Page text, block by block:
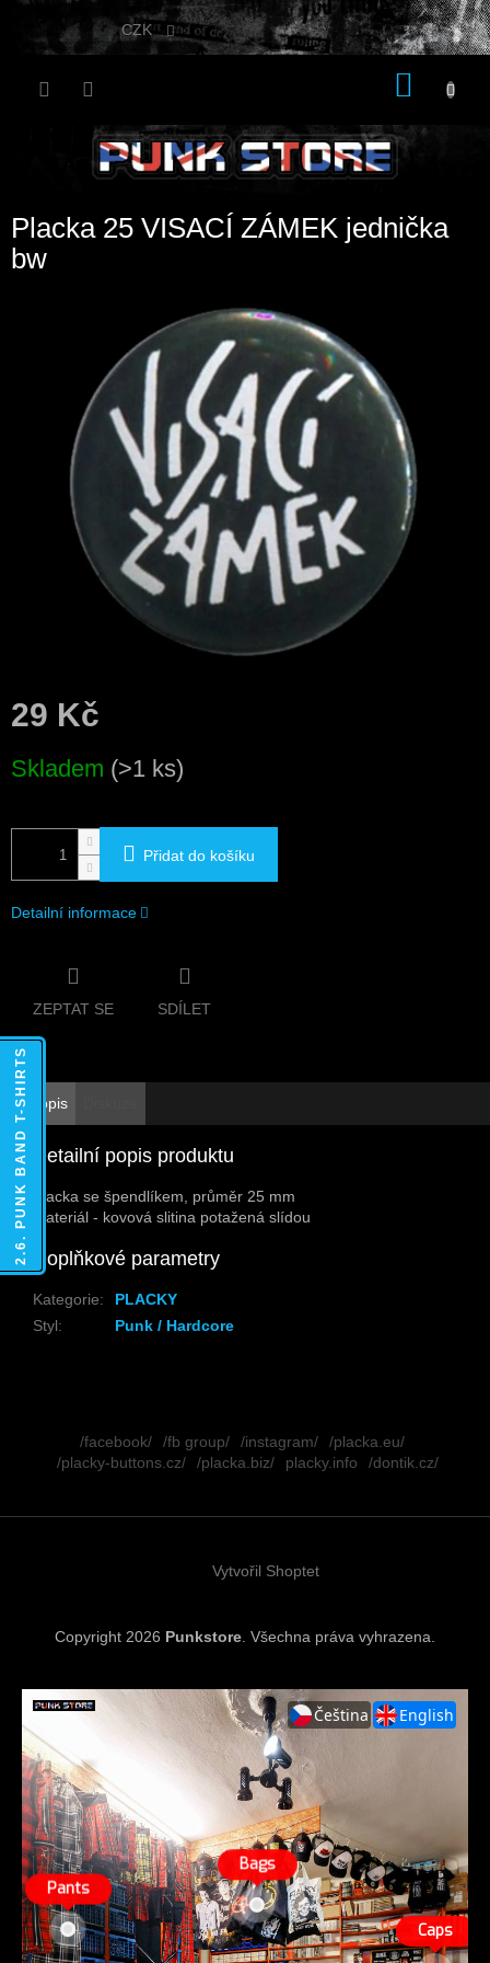
Přejít
CZK
Placka 25 VISACÍ ZÁMEK jednička
bw
29 Kč
cena:
Skladem (>1 ks)
Přidat do košíku
Detailní informace
ZEPTAT SE SDÍLET
Popis
Detailní popis produktu
Placka se špendlíkem, průměr 25 mm
Materiál - kovová slitina potažená slídou
Doplňkové parametry
Kategorie:
PLACKY
Styl: Punk / Hardcore
/facebook/ /fb group/ /instagram/
/placka.eu/
/placky-buttons.cz/
/placka.biz/ placky.info /dontik.cz/
Vytvořil Shoptet
Copyright 2026 Punkstore . Všechna práva vyhrazena.
2.6. PUNK BAND T-SHIRTS